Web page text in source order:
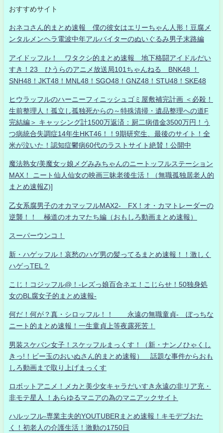
おすすめサイト
おネコさん的まとめ速報 僕の彼女はエリーちゃん人形！豆腐メ
ンタルメンヘラ電波中年アルバイターのぬいぐるみ男子末路編
アイドッフル！ ワタクシ的まとめ速報 地下格闘アイドルだい
すき！23 ひうらのアニメ放送局101ちゃんねる BNK48 ！
SNH48！JKT48！MNL48！SGO48！GNZ48！STU48！SKE48
ヒウラッフルのハーニーフィニッシュゴミ屋敷補完計画 ＜必殺！
生前整理人！孤立し孤独死からの～特殊清掃・遺品整理への道F
完結編＞ キャッシング計1500万返済：厨二病借金3500万円！う
つ病統合失調症14年生HKT46！！9期研究生、最後のサイト！全
米が泣いた！認知症鬱病60代のラストサイト絶賛！公開中
魔法熟女/美魔女ッ娘メグみみちゃんのニートッフルステーション
MAX！ ニート仙人仙女の映画三昧老後生活！（無職孤独居老人的
まとめ速報Z)]
乙女系腐男子のオカマッフルMAX2- FX！オ・カマトレーダーの
逆襲！！ 極道のオカマたち編（おもしろ動画まとめ速報）
スーパーウンコ！
新・ハゲッフル！哀愁のハゲ男の髪ってるまとめ速報！！激しく
ハゲっTEL？
こじ！コジッフル@！-レズっ娘百合ネエ！こじらせ！50独身処
女のBL腐女子的まとめ速報-
何だ！何が？真・シロッフル！！ 永遠の無職童貞- ぼっちな
ニート的まとめ速報！一生童貞上等夜露死苦！
男装スケバン女子！スケッフルまっくす！（新・ナンノひゃくし
きっ!！ビー玉のおいぬさん的まとめ速報） 話題な事件からおも
しろ動画まで取り上げまっくす
ロボットアニメ！メカと美少女キャラだいすき永遠の非リア充・
非モテ星人 ！あらゆるマニアの為のマニアックサイト
ハルッフル-専業主夫的YOUTUBERまとめ速報！キモデブおた
く！初老人の介護生活！激動の1750日